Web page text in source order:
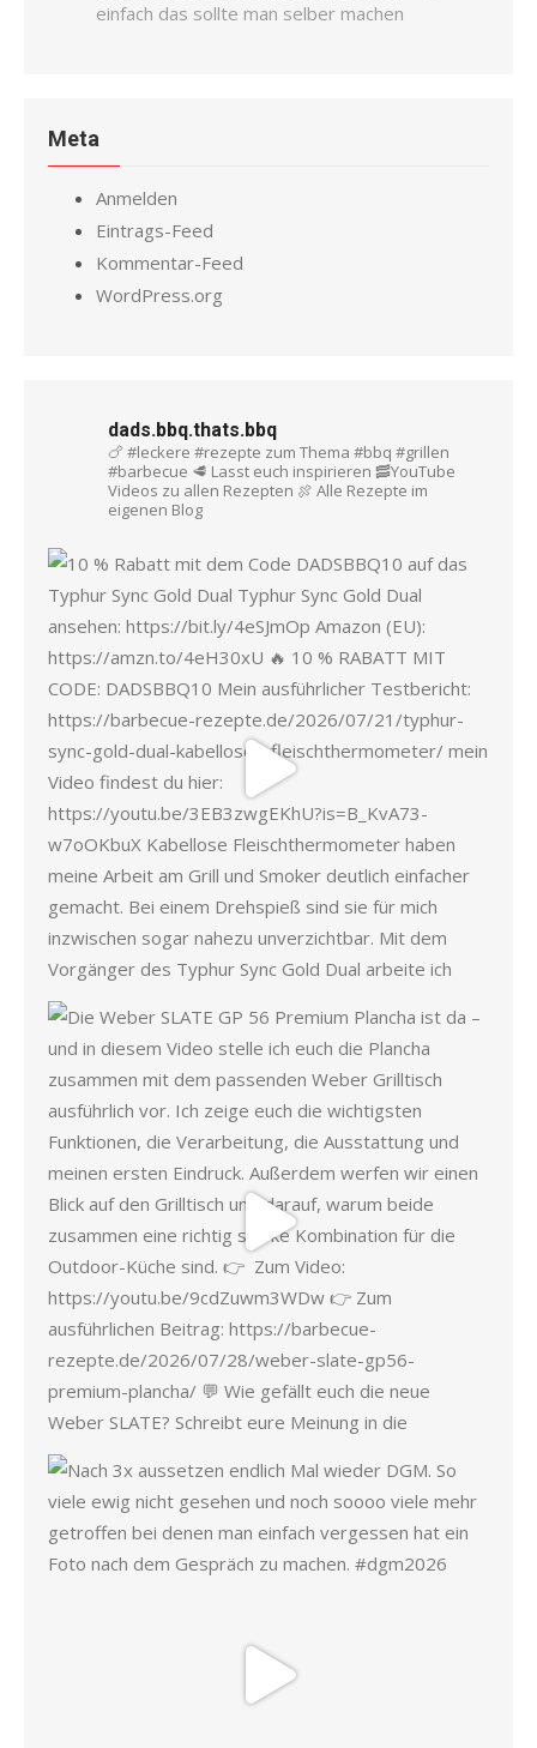
einfach das sollte man selber machen
Meta
Anmelden
Eintrags-Feed
Kommentar-Feed
WordPress.org
dads.bbq.thats.bbq
🍗 #leckere #rezepte zum Thema #bbq #grillen
#barbecue 🥩 Lasst euch inspirieren 🥓YouTube
Videos zu allen Rezepten 🍖 Alle Rezepte im
eigenen Blog